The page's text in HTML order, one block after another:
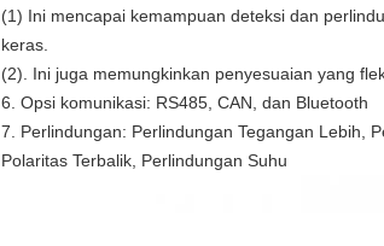
(1) Ini mencapai kemampuan deteksi dan
keras.
(2). Ini juga memungkinkan penyesuaian yang
6. Opsi komunikasi: RS485, CAN, dan Bluetooth
7. Perlindungan: Perlindungan Tegangan Lebih,
Polaritas Terbalik, Perlindungan Suhu